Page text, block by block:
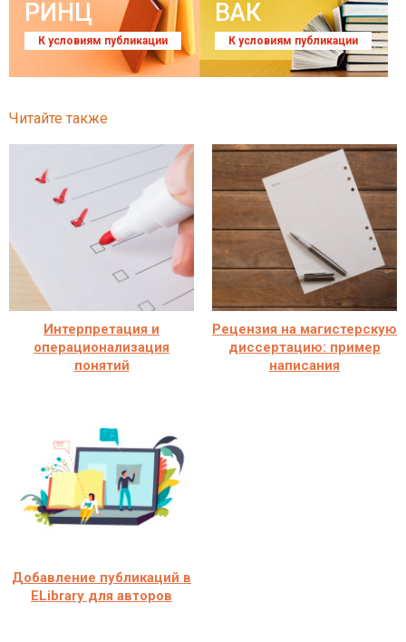
РИНЦ
К условиям публикации
ВАК
К условиям публикации
Читайте также
Интерпретация и
операционализация
понятий
Рецензия на магистерскую
диссертацию: пример
написания
Добавление публикаций в
ELibrary для авторов